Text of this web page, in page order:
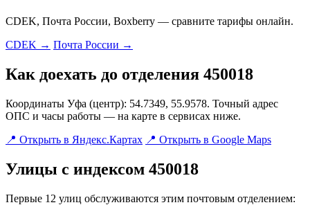
CDEK, Почта России, Boxberry — сравните тарифы онлайн.
CDEK → Почта России →
Как доехать до отделения 450018
Координаты Уфа (центр): 54.7349, 55.9578. Точный адрес
ОПС и часы работы — на карте в сервисах ниже.
📍 Открыть в Яндекс.Картах 📍 Открыть в Google Maps
Улицы с индексом 450018
Первые 12 улиц обслуживаются этим почтовым отделением: